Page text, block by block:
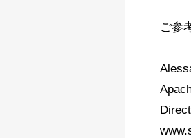
ご参